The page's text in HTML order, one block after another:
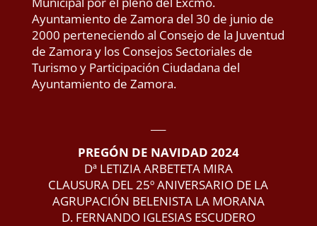
Ayuntamiento de Zamora del 30 de junio de
2000 perteneciendo al Consejo de la Juventud
de Zamora y los Consejos Sectoriales de
Turismo y Participación Ciudadana del
Ayuntamiento de Zamora.
PREGÓN DE NAVIDAD 2024
Dª LETIZIA ARBETETA MIRA
CLAUSURA DEL 25º ANIVERSARIO DE LA
AGRUPACIÓN BELENISTA LA MORANA
D. FERNANDO IGLESIAS ESCUDERO